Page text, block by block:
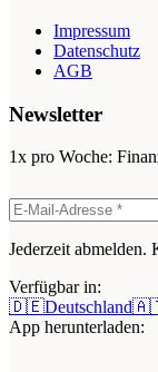
Impressum
Datenschutz
AGB
Newsletter
1x pro Woche:
Jederzeit abmelden.
Verfügbar in:
🇩🇪Deutschland
App herunterladen: